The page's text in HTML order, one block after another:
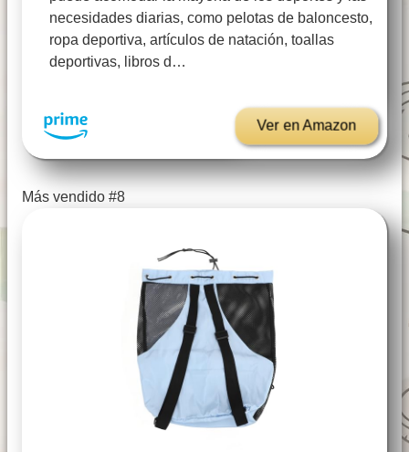
necesidades diarias, como pelotas de baloncesto,
ropa deportiva, artículos de natación, toallas
deportivas, libros d…
Ver en Amazon
Más vendido #8